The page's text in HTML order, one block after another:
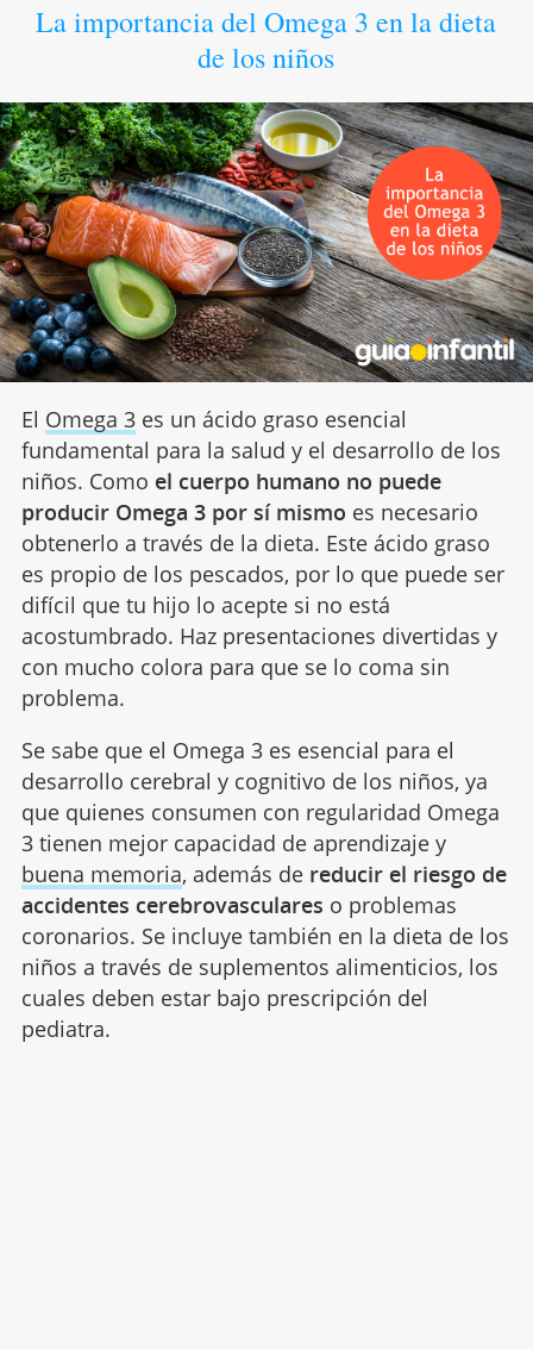
La importancia del Omega 3 en la dieta
de los niños
El Omega 3es un ácido graso esencial
fundamental para la salud y el desarrollo de los
niños. Como el cuerpo humano no puede
producir Omega 3 por sí mismo es necesario
obtenerlo a través de la dieta. Este ácido graso
es propio de los pescados, por lo que puede ser
difícil que tu hijo lo acepte si no está
acostumbrado. Haz presentaciones divertidas y
con mucho colora para que se lo coma sin
problema.
Se sabe que el Omega 3 es esencial para el
desarrollo cerebral y cognitivo de los niños, ya
que quienes consumen con regularidad Omega
3 tienen mejor capacidad de aprendizaje y
buena memoria, además de reducir el riesgo de
accidentes cerebrovasculares o problemas
coronarios. Se incluye también en la dieta de los
niños a través de suplementos alimenticios, los
cuales deben estar bajo prescripción del
pediatra.